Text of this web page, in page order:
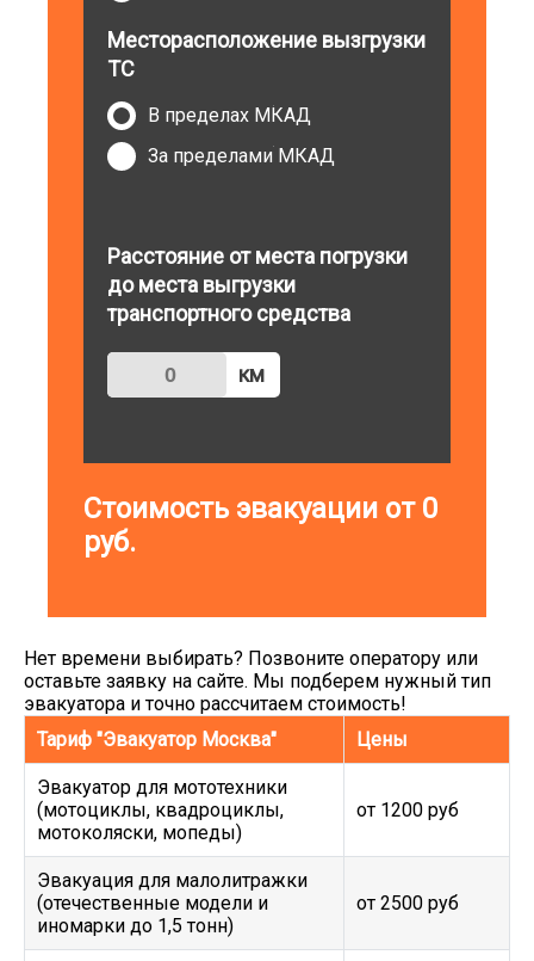
Месторасположение вызгрузки
ТС
В пределах МКАД
За пределами МКАД
Расстояние от места погрузки
до места выгрузки
транспортного средства
км
Стоимость эвакуации от 0
руб.
Нет времени выбирать? Позвоните оператору или
оставьте заявку на сайте. Мы подберем нужный тип
эвакуатора и точно рассчитаем стоимость!
Тариф "Эвакуатор Москва"
Цены
Эвакуатор для мототехники
(мотоциклы, квадроциклы,
мотоколяски, мопеды)
от 1200 руб
Эвакуация для малолитражки
(отечественные модели и
иномарки до 1,5 тонн)
от 2500 руб